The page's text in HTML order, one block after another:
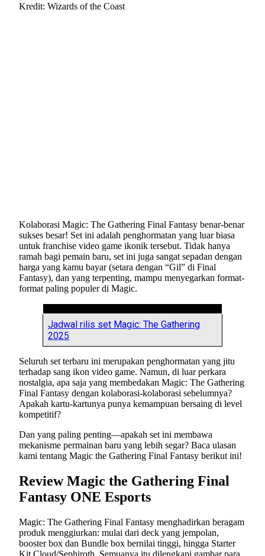
Kredit: Wizards of the Coast
Kolaborasi Magic: The Gathering Final Fantasy benar-benar
sukses besar! Set ini adalah penghormatan yang luar biasa
untuk franchise video game ikonik tersebut. Tidak hanya
ramah bagi pemain baru, set ini juga sangat sepadan dengan
harga yang kamu bayar (setara dengan “Gil” di Final
Fantasy), dan yang terpenting, mampu menyegarkan format-
format paling populer di Magic.
Jadwal rilis set Magic: The Gathering
2025
Seluruh set terbaru ini merupakan penghormatan yang jitu
terhadap sang ikon video game. Namun, di luar perkara
nostalgia, apa saja yang membedakan Magic: The Gathering
Final Fantasy dengan kolaborasi-kolaborasi sebelumnya?
Apakah kartu-kartunya punya kemampuan bersaing di level
kompetitif?
Dan yang paling penting—apakah set ini membawa
mekanisme permainan baru yang lebih segar? Baca ulasan
kami tentang Magic the Gathering Final Fantasy berikut ini!
Review Magic the Gathering Final
Fantasy ONE Esports
Magic: The Gathering Final Fantasy menghadirkan beragam
produk menggiurkan: mulai dari deck yang jempolan,
booster box dan Bundle box bernilai tinggi, hingga Starter
Kit Cloud/Sephiroth. Semuanya itu dilengkapi gambar para